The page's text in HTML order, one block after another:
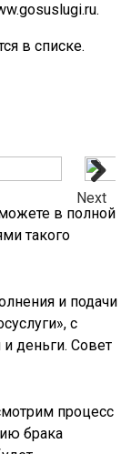
в списке.
Next
в полной
такого
и подачи
с
деньги. Совет
процесс
брака